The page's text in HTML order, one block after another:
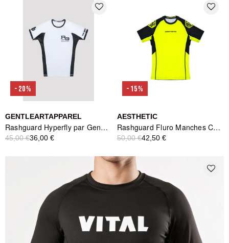
-20%
favorite_border
GENTLEARTAPPAREL
Rashguard Hyperfly par GentleArtApparel
45,00 €36,00 €
-15%
favorite_border
AESTHETIC
Rashguard Fluro Manches Courtes Aesthetic
50,00 €42,50 €
favorite_border